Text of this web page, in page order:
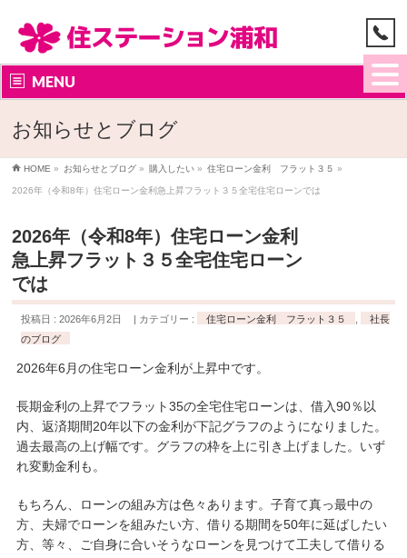
MENU
お知らせとブログ
HOME » お知らせとブログ » 購入したい » 住宅ローン金利 フラット３５ »
2026年（令和8年）住宅ローン金利急上昇フラット３５全宅住宅ローンでは
2026年（令和8年）住宅ローン金利
急上昇フラット３５全宅住宅ローン
では
投稿日 : 2026年6月2日 カテゴリー : 住宅ローン金利 フラット３５
社長
のブログ
2026年6月の住宅ローン金利が上昇中です。
長期金利の上昇でフラット35の全宅住宅ローンは、借入90％以
内、返済期間20年以下の金利が下記グラフのようになりました。
過去最高の上げ幅です。グラフの枠を上に引き上げました。いず
れ変動金利も。
もちろん、ローンの組み方は色々あります。子育て真っ最中の
方、夫婦でローンを組みたい方、借りる期間を50年に延ばしたい
方、等々、ご自身に合いそうなローンを見つけて工夫して借りる